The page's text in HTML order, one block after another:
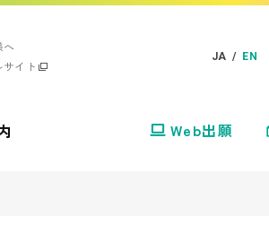
イト
JA / EN
Web出願